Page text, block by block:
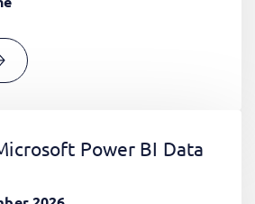
Power BI Data